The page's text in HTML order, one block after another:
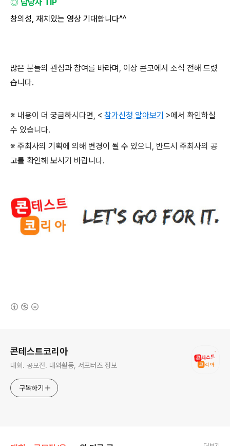
◎ 담당자
TIP
창의성, 재치있는 영상 기대합니다^^
많은 분들의 관심과 참여를 바라며, 이상 콘코에서 소식 전해 드렸
습니다.
※ 내용이 더 궁금하시다면, < 참가신청 알아보기 >에서 확인하실
수 있습니다.
※ 주최사의 기획에 의해 변경이 될 수 있으니 , 반드시 주최사의 공
고를 확인해 보시기 바랍니다.
콘테스트코리아
대회. 공모전. 대외활동, 서포터즈 정보
구독하기